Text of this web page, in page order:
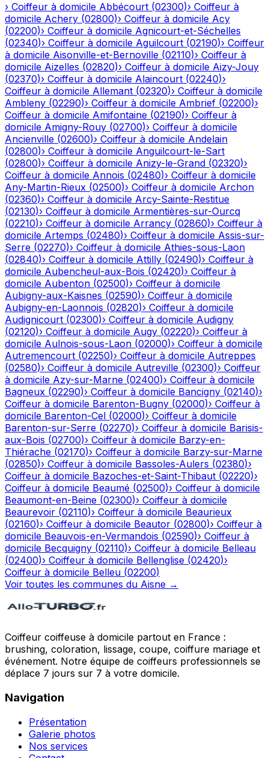
› Coiffeur à domicile Abbécourt (02300)› Coiffeur à
domicile Achery (02800)› Coiffeur à domicile Acy
(02200)› Coiffeur à domicile Agnicourt-et-Séchelles
(02340)› Coiffeur à domicile Aguilcourt (02190)› Coiffeur
à domicile Aisonville-et-Bernoville (02110)› Coiffeur à
domicile Aizelles (02820)› Coiffeur à domicile Aizy-Jouy
(02370)› Coiffeur à domicile Alaincourt (02240)›
Coiffeur à domicile Allemant (02320)› Coiffeur à domicile
Ambleny (02290)› Coiffeur à domicile Ambrief (02200)›
Coiffeur à domicile Amifontaine (02190)› Coiffeur à
domicile Amigny-Rouy (02700)› Coiffeur à domicile
Ancienville (02600)› Coiffeur à domicile Andelain
(02800)› Coiffeur à domicile Anguilcourt-le-Sart
(02800)› Coiffeur à domicile Anizy-le-Grand (02320)›
Coiffeur à domicile Annois (02480)› Coiffeur à domicile
Any-Martin-Rieux (02500)› Coiffeur à domicile Archon
(02360)› Coiffeur à domicile Arcy-Sainte-Restitue
(02130)› Coiffeur à domicile Armentières-sur-Ourcq
(02210)› Coiffeur à domicile Arrancy (02860)› Coiffeur à
domicile Artemps (02480)› Coiffeur à domicile Assis-sur-
Serre (02270)› Coiffeur à domicile Athies-sous-Laon
(02840)› Coiffeur à domicile Attilly (02490)› Coiffeur à
domicile Aubencheul-aux-Bois (02420)› Coiffeur à
domicile Aubenton (02500)› Coiffeur à domicile
Aubigny-aux-Kaisnes (02590)› Coiffeur à domicile
Aubigny-en-Laonnois (02820)› Coiffeur à domicile
Audignicourt (02300)› Coiffeur à domicile Audigny
(02120)› Coiffeur à domicile Augy (02220)› Coiffeur à
domicile Aulnois-sous-Laon (02000)› Coiffeur à domicile
Autremencourt (02250)› Coiffeur à domicile Autreppes
(02580)› Coiffeur à domicile Autreville (02300)› Coiffeur
à domicile Azy-sur-Marne (02400)› Coiffeur à domicile
Bagneux (02290)› Coiffeur à domicile Bancigny (02140)›
Coiffeur à domicile Barenton-Bugny (02000)› Coiffeur à
domicile Barenton-Cel (02000)› Coiffeur à domicile
Barenton-sur-Serre (02270)› Coiffeur à domicile Barisis-
aux-Bois (02700)› Coiffeur à domicile Barzy-en-
Thiérache (02170)› Coiffeur à domicile Barzy-sur-Marne
(02850)› Coiffeur à domicile Bassoles-Aulers (02380)›
Coiffeur à domicile Bazoches-et-Saint-Thibaut (02220)›
Coiffeur à domicile Beaumé (02500)› Coiffeur à domicile
Beaumont-en-Beine (02300)› Coiffeur à domicile
Beaurevoir (02110)› Coiffeur à domicile Beaurieux
(02160)› Coiffeur à domicile Beautor (02800)› Coiffeur à
domicile Beauvois-en-Vermandois (02590)› Coiffeur à
domicile Becquigny (02110)› Coiffeur à domicile Belleau
(02400)› Coiffeur à domicile Bellenglise (02420)›
Coiffeur à domicile Belleu (02200)
Voir toutes les communes du Aisne →
Coiffeur coiffeuse à domicile partout en France :
brushing, coloration, lissage, coupe, coiffure mariage et
événement. Notre équipe de coiffeurs professionnels se
déplace 7 jours sur 7 à votre domicile.
Navigation
Présentation
Galerie photos
Nos services